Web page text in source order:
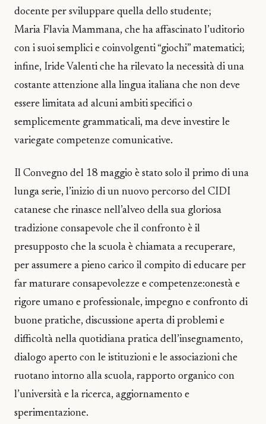
docente per sviluppare quella dello studente;
Maria Flavia Mammana, che ha affascinato l’uditorio
con i suoi semplici e coinvolgenti “giochi” matematici;
infine, Iride Valenti che ha rilevato la necessità di una
costante attenzione alla lingua italiana che non deve
essere limitata ad alcuni ambiti specifici o
semplicemente grammaticali, ma deve investire le
variegate competenze comunicative.
Il Convegno del 18 maggio è stato solo il primo di una
lunga serie, l’inizio di un nuovo percorso del CIDI
catanese che rinasce nell’alveo della sua gloriosa
tradizione consapevole che il confronto è il
presupposto che la scuola è chiamata a recuperare,
per assumere a pieno carico il compito di educare per
far maturare consapevolezze e competenze:onestà e
rigore umano e professionale, impegno e confronto di
buone pratiche, discussione aperta di problemi e
difficoltà nella quotidiana pratica dell’insegnamento,
dialogo aperto con le istituzioni e le associazioni che
ruotano intorno alla scuola, rapporto organico con
l’università e la ricerca, aggiornamento e
sperimentazione.